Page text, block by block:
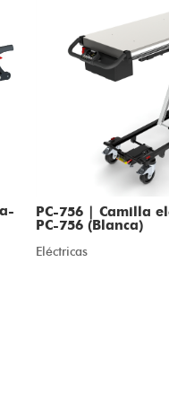
PC-756 | Camilla
PC-756 (Blanca)
Eléctricas